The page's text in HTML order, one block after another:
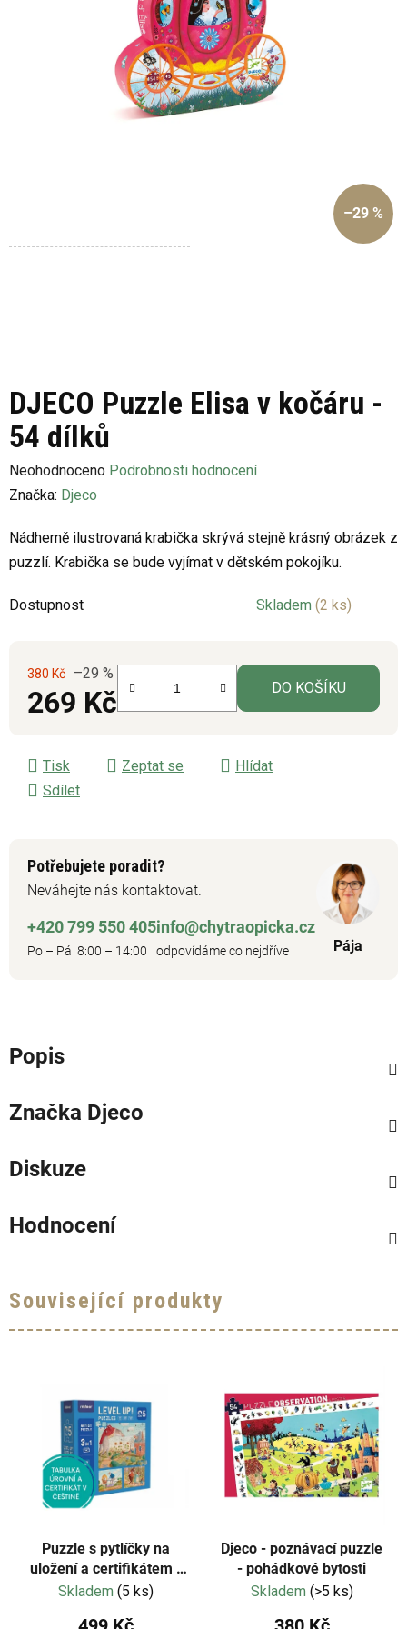
DJECO Puzzle Elisa v kočáru -
54 dílků
Průměrné
hodnocení
je
0,0
Neohodnoceno Podrobnosti hodnocení
Značka: Djeco
Nádherně ilustrovaná krabička skrývá stejně krásný obrázek z
puzzlí. Krabička se bude vyjímat v dětském pokojíku.
Dostupnost Skladem (2 ks)
380 Kč –29 %
269 Kč DO KOŠÍKU
Tisk Zeptat se
Hlídat
Sdílet
Potřebujete poradit?
Neváhejte nás kontaktovat.
+420 799 550 405
Po – Pá 8:00 – 14:00
info@chytraopicka.cz
odpovídáme co nejdříve Pája
–29 %
Popis
Značka Djeco
Diskuze
Hodnocení
Související produkty
Puzzle s pytlíčky na
uložení a certifikátem -
Mideer - LEVEL 05 -
Skladem (5 ks)
Djeco - poznávací puzzle
- pohádkové bytosti
Skladem (>5 ks)